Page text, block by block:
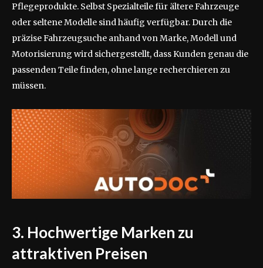
Pflegeprodukte. Selbst Spezialteile für ältere Fahrzeuge
oder seltene Modelle sind häufig verfügbar. Durch die
präzise Fahrzeugsuche anhand von Marke, Modell und
Motorisierung wird sichergestellt, dass Kunden genau die
passenden Teile finden, ohne lange recherchieren zu
müssen.
3. Hochwertige Marken zu
attraktiven Preisen